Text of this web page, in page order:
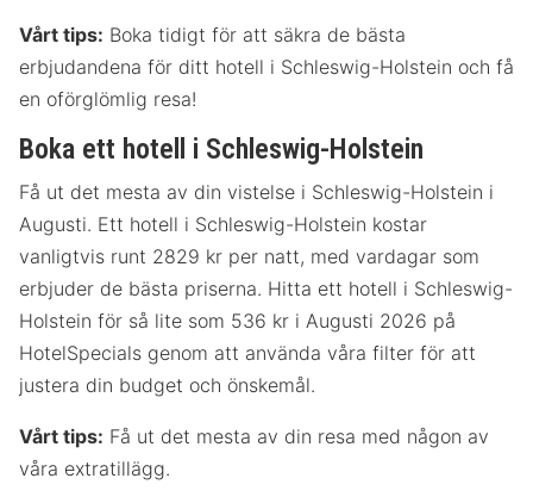
Vårt tips: Boka tidigt för att säkra de bästa
erbjudandena för ditt hotell i Schleswig-Holstein och få
en oförglömlig resa!
Boka ett hotell i Schleswig-Holstein
Få ut det mesta av din vistelse i Schleswig-Holstein i
Augusti. Ett hotell i Schleswig-Holstein kostar
vanligtvis runt 2829 kr per natt, med vardagar som
erbjuder de bästa priserna. Hitta ett hotell i Schleswig-
Holstein för så lite som 536 kr i Augusti 2026 på
HotelSpecials genom att använda våra filter för att
justera din budget och önskemål.
Vårt tips: Få ut det mesta av din resa med någon av
våra extratillägg.